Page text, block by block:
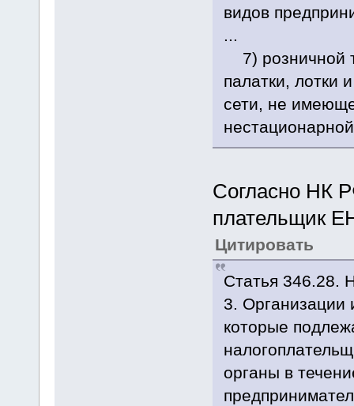
видов
...
7) розничной
палатки, лотки
сети, не
Согласно НК
плательщик
Цитировать
Статья 346.28.
3. Организации
которые
органы в